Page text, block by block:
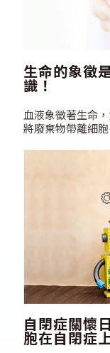
生命的象徵
識！
血液象徵著生命
將廢棄物帶離細
血液知識，都在
該如何保存？ 血
陳代謝所需的營
能發揮相應的功
陳代謝所需的營養、
細胞的特點、保
紅血球製品保存
製的袋內，在
凍血漿在-20℃以下可保存1年
在輸注給病人之
必需的流程，而
集完成、至血品
（>48小時）；同
時間又有一定的
可儲存42天，而
自閉症關懷
胞在自閉症